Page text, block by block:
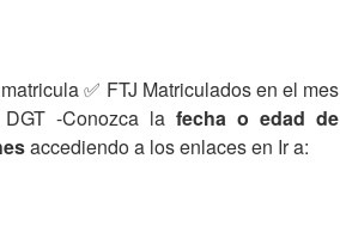
✅ FTJ Matriculados en el mes
-Conozca la fecha o edad de
accediendo a los enlaces en Ir a: